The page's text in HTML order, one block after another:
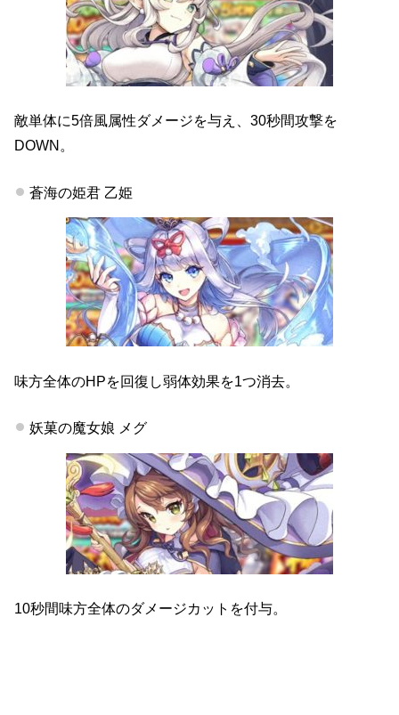
敵単体に5倍風属性ダメージを与え、30秒間攻撃を
DOWN。
蒼海の姫君 乙姫
味方全体のHPを回復し弱体効果を1つ消去。
妖菓の魔女娘 メグ
10秒間味方全体のダメージカットを付与。